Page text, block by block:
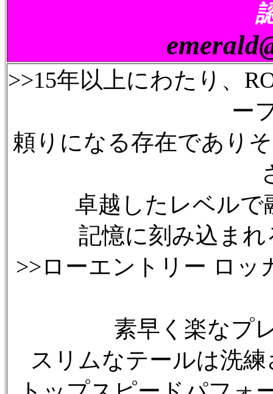
>>15年以上にわたり、
ー
頼りになる存在であり
卓越したレベルで
記憶に刻み込ま
>>ローエントリー ロッ
素早く楽なプ
スリムなテールは洗